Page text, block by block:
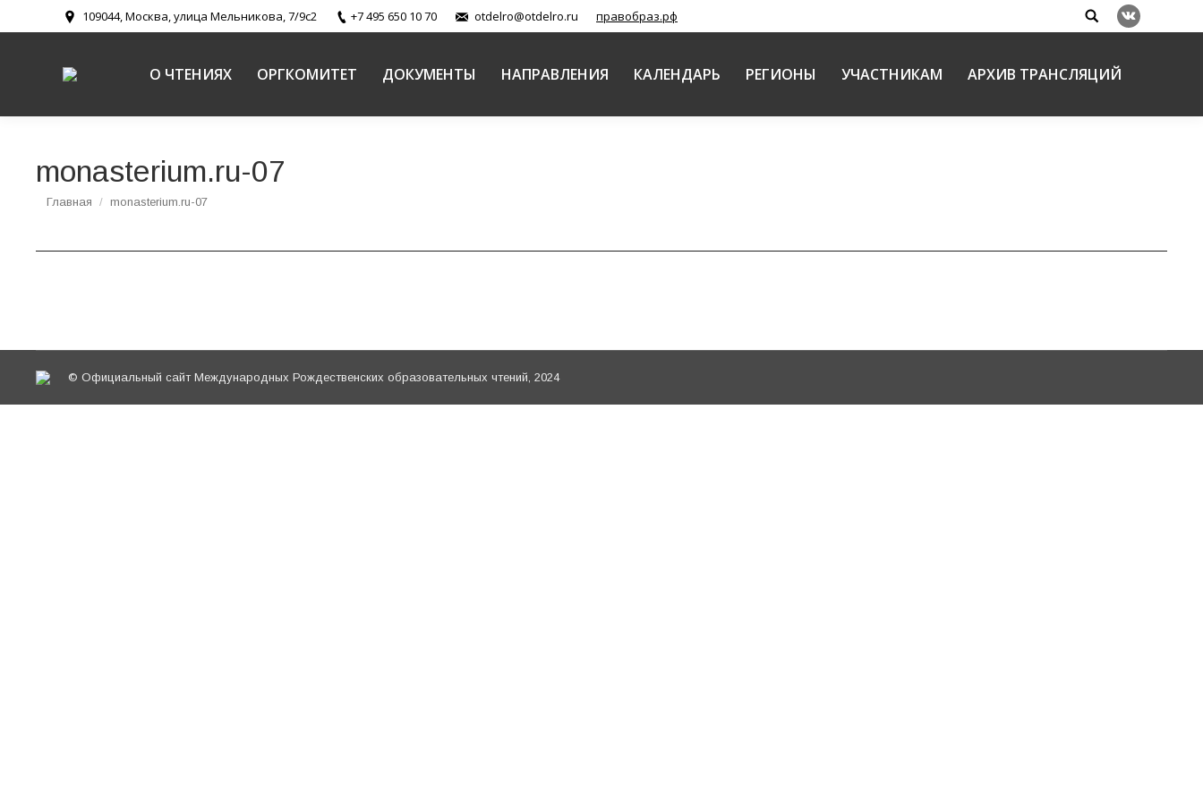
109044, Москва, улица Мельникова, 7/9с2 +7 495 650 10 70 otdelro@otdelro.ru правобраз.рф Search:
Вконтакте
О ЧТЕНИЯХ ОРГКОМИТЕТ ДОКУМЕНТЫ НАПРАВЛЕНИЯ КАЛЕНДАРЬ РЕГИОНЫ УЧАСТНИКАМ АРХИВ ТРАНСЛЯЦИЙ
monasterium.ru-07
Вы здесь:
Главная monasterium.ru-07
© Официальный сайт Международных Рождественских образовательных чтений, 2024